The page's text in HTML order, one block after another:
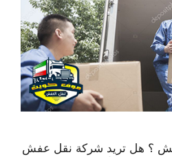
؟ هل تريد شركة نقل عفش